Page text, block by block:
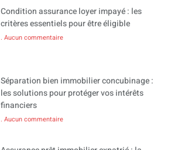
Condition assurance loyer impayé : les
critères essentiels pour être éligible
Aucun commentaire
Séparation bien immobilier concubinage :
les solutions pour protéger vos intérêts
financiers
Aucun commentaire